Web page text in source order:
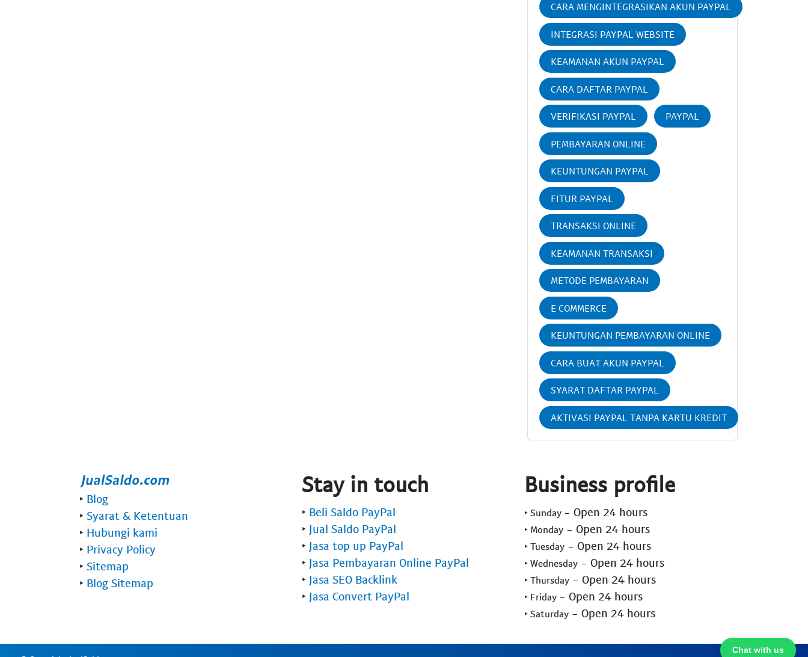
CARA MENGINTEGRASIKAN AKUN PAYPAL
INTEGRASI PAYPAL WEBSITE
KEAMANAN AKUN PAYPAL
CARA DAFTAR PAYPAL
VERIFIKASI PAYPAL PAYPAL
PEMBAYARAN ONLINE
KEUNTUNGAN PAYPAL
FITUR PAYPAL
TRANSAKSI ONLINE
KEAMANAN TRANSAKSI
METODE PEMBAYARAN
E COMMERCE
KEUNTUNGAN PEMBAYARAN ONLINE
CARA BUAT AKUN PAYPAL
SYARAT DAFTAR PAYPAL
AKTIVASI PAYPAL TANPA KARTU KREDIT
Chat with us
‣ Blog
‣ Syarat & Ketentuan
‣ Hubungi kami
‣ Privacy Policy
‣ Sitemap
‣ Blog Sitemap
Stay in touch
‣ Beli Saldo PayPal
‣ Jual Saldo PayPal
‣ Jasa top up PayPal
‣ Jasa Pembayaran Online PayPal
‣ Jasa SEO Backlink
‣ Jasa Convert PayPal
Business profile
‣ Sunday - Open 24 hours
‣ Monday - Open 24 hours
‣ Tuesday - Open 24 hours
‣ Wednesday - Open 24 hours
‣ Thursday - Open 24 hours
‣ Friday - Open 24 hours
‣ Saturday - Open 24 hours